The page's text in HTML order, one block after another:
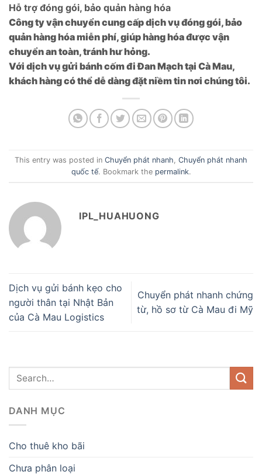
Hỗ trợ đóng gói, bảo quản hàng hóa
Công ty vận chuyển cung cấp dịch vụ đóng gói, bảo
quản hàng hóa miễn phí, giúp hàng hóa được vận
chuyển an toàn, tránh hư hỏng.
Với dịch vụ gửi bánh cốm đi Đan Mạch tại Cà Mau,
khách hàng có thể dễ dàng đặt niềm tin nơi chúng tôi.
This entry was posted in Chuyển phát nhanh Chuyển phát nhanh
quốc tế. Bookmark the permalink.
IPL_HUAHUONG
Dịch vụ gửi bánh kẹo cho
người thân tại Nhật Bản
của Cà Mau Logistics
Chuyển phát nhanh chứng
từ, hồ sơ từ Cà Mau đi Mỹ
DANH MỤC
Cho thuê kho bãi
Chưa phân loại